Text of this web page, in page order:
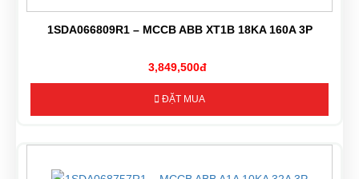
1SDA066809R1 – MCCB ABB XT1B 18KA 160A 3P
3,849,500đ
ĐẶT MUA